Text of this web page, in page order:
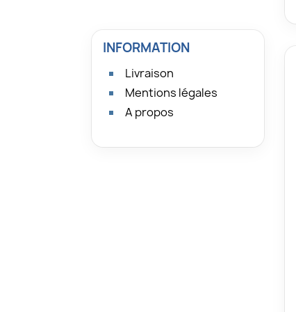
INFORMATION
Livraison
Mentions légales
A propos